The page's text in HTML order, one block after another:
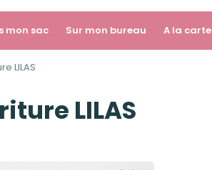
mon sac Sur mon bureau A la carte
LILAS
LILAS